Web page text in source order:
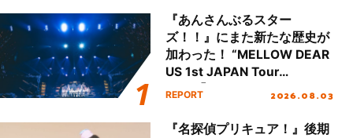
『あんさんぶるスター
ズ！！』にまた新たな歴史が
加わった！ “MELLOW DEAR
US 1st JAPAN Tour
Final「NICE to meet YOU
ート!!
REPORT 2026.08.03
『名探偵プリキュア！』後期